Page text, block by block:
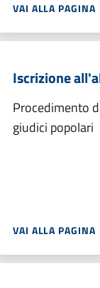
VAI ALLA PAGINA
Iscrizione
Procedimento
giudici popolari
VAI ALLA PAGINA